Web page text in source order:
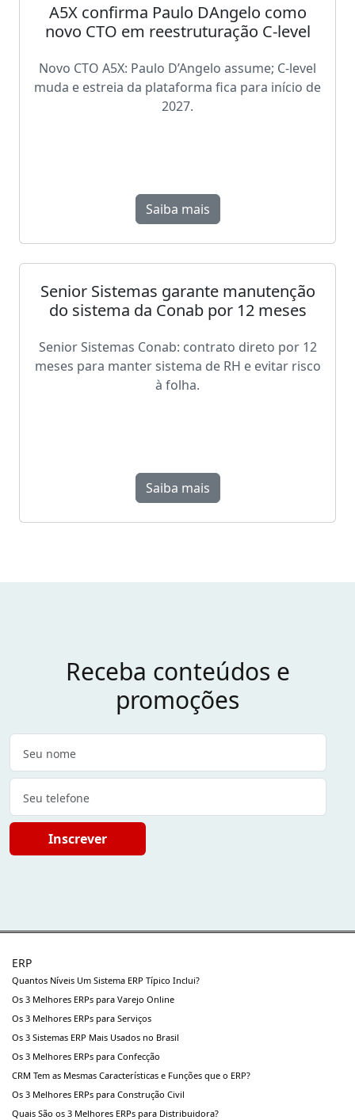
A5X confirma Paulo DAngelo como
novo CTO em reestruturação C-level
Novo CTO A5X: Paulo D’Angelo assume; C-level
muda e estreia da plataforma fica para início de
2027.
Saiba mais
Senior Sistemas garante manutenção
do sistema da Conab por 12 meses
Senior Sistemas Conab: contrato direto por 12
meses para manter sistema de RH e evitar risco
à folha.
Saiba mais
Receba conteúdos e
promoções
Inscrever
ERP
Quantos Níveis Um Sistema ERP Típico Inclui?
Os 3 Melhores ERPs para Varejo Online
Os 3 Melhores ERPs para Serviços
Os 3 Sistemas ERP Mais Usados no Brasil
Os 3 Melhores ERPs para Confecção
CRM Tem as Mesmas Características e Funções que o ERP?
Os 3 Melhores ERPs para Construção Civil
Quais São os 3 Melhores ERPs para Distribuidora?